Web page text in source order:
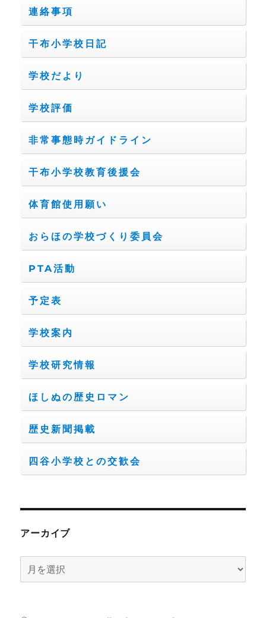
連絡事項
干布小学校日記
学校だより
学校評価
非常事態時ガイドライン
干布小学校教育後援会
体育館使用願い
おらほの学校づくり委員会
PTA活動
予定表
学校案内
学校研究情報
ほしぬの歴史ロマン
歴史新聞掲載
四谷小学校との交歓会
アーカイブ
ー
イ